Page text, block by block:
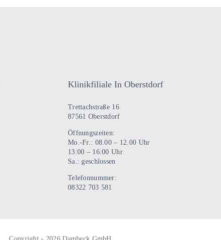
Klinikfiliale In Oberstdorf
Trettachstraße 16
87561 Oberstdorf
Öffnungszeiten:
Mo.-Fr.: 08.00 – 12.00 Uhr
13:00 – 16:00 Uhr
Sa.: geschlossen
Telefonnummer:
08322 703 581